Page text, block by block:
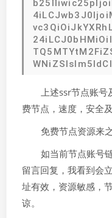
上述ssr节点账号
费节点，速度，安全
免费节点资源来
如当前节点账号
留言回复，我看到会
址有效，资源敏感，
谅。